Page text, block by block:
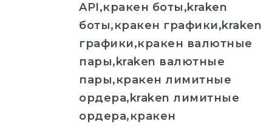
API,кракен боты,kraken
боты,кракен графики,kraken
графики,кракен валютные
пары,kraken валютные
пары,кракен лимитные
ордера,kraken лимитные
ордера,кракен